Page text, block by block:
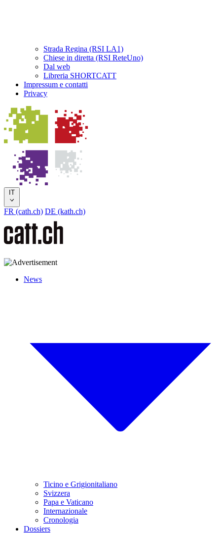
Strada Regina (RSI LA1)
Chiese in diretta (RSI ReteUno)
Dal web
Libreria SHORTCATT
Impressum e contatti
Privacy
IT
FR (cath.ch) DE (kath.ch)
News
Ticino e Grigionitaliano
Svizzera
Papa e Vaticano
Internazionale
Cronologia
Dossiers